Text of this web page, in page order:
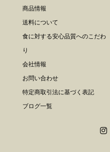
商品情報
送料について
食に対する安心品質へのこだわ
り
会社情報
お問い合わせ
特定商取引法に基づく表記
ブログ一覧